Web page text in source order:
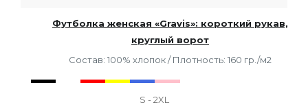
Футболка женская «Gravis»: короткий рукав,
круглый ворот
Состав: 100% хлопок / Плотность: 160 гр./м2
S - 2XL